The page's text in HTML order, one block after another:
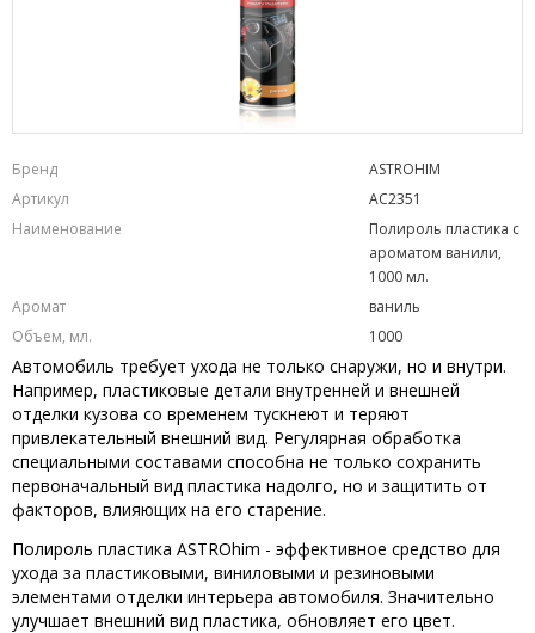
Бренд
ASTROHIM
Артикул
AC2351
Наименование
Полироль пластика с
ароматом ванили,
1000 мл.
Аромат
ваниль
Объем, мл.
1000
Автомобиль требует ухода не только снаружи, но и внутри.
Например, пластиковые детали внутренней и внешней
отделки кузова со временем тускнеют и теряют
привлекательный внешний вид. Регулярная обработка
специальными составами способна не только сохранить
первоначальный вид пластика надолго, но и защитить от
факторов, влияющих на его старение.
Полироль пластика ASTROhim - эффективное средство для
ухода за пластиковыми, виниловыми и резиновыми
элементами отделки интерьера автомобиля. Значительно
улучшает внешний вид пластика, обновляет его цвет.